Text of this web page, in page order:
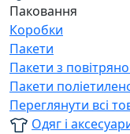
Паковання
Коробки
Пакети
Пакети з
Пакети
Переглянути всі
Одяг і